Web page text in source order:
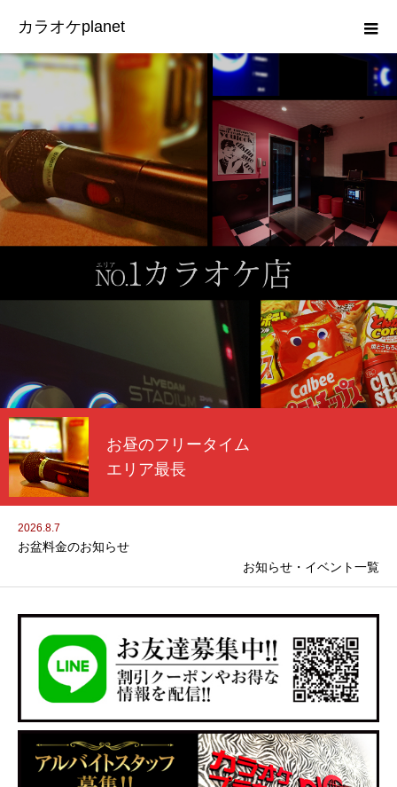
カラオケplanet
お昼のフリータイム
エリア最長
2026.8.7
お盆料金のお知らせ
お知らせ・イベント一覧